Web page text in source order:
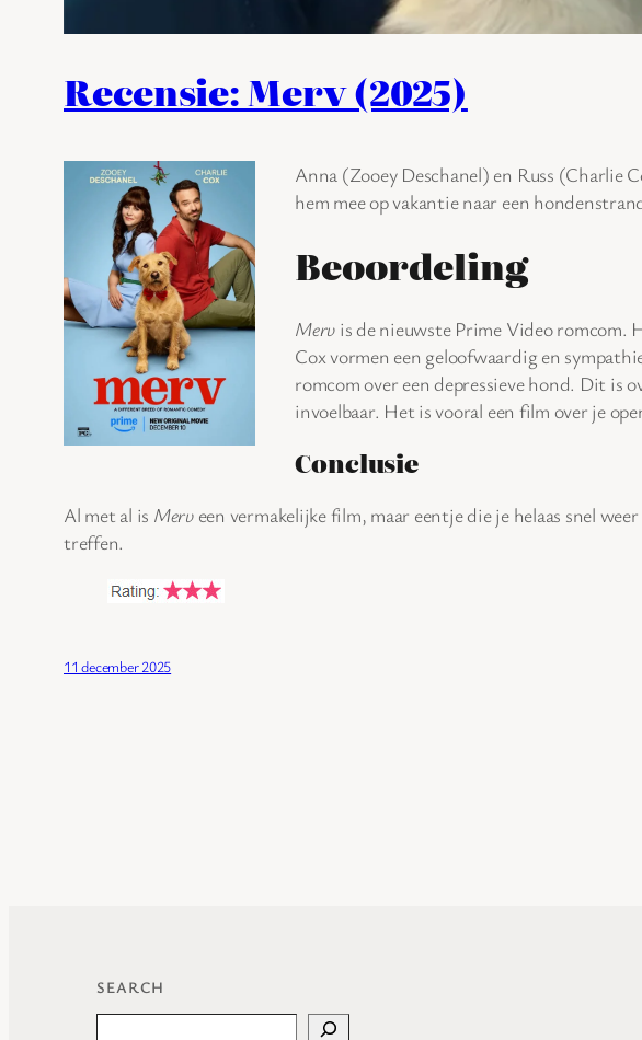
Recensie: Merv (2025)
Anna (Zooey Deschanel) en Russ
hem mee op vakantie naar een
Beoordeling
Merv is de nieuwste Prime Video romcom.
Cox vormen een geloofwaardig en
romcom over een depressieve hond. Dit is
invoelbaar. Het is vooral een film over je
Conclusie
Al met al is Merveen vermakelijke film, maar eentje die je helaas snel
treffen.
11 december 2025
SEARCH